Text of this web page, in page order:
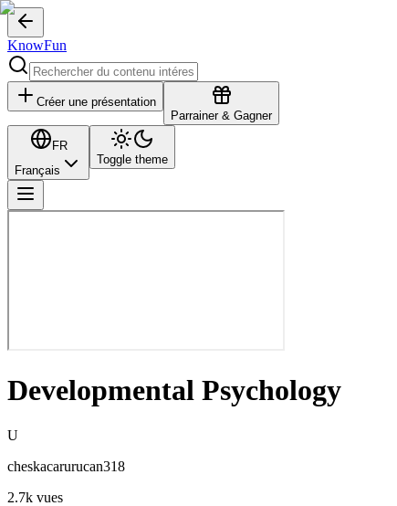
KnowFun
Créer une présentation
Parrainer & Gagner
FR
Français
Toggle theme
Developmental Psychology
U
cheskacarurucan318
2.7k vues